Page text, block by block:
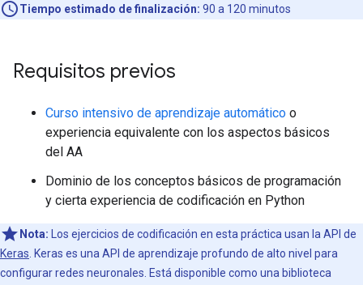
Tiempo estimado de finalización: 90 a 120 minutos
Requisitos previos
Curso intensivo de aprendizaje automático o
experiencia equivalente con los aspectos básicos
del AA
Dominio de los conceptos básicos de programación
y cierta experiencia de codificación en Python
Nota: Los ejercicios de codificación en esta práctica usan la API de
Keras . Keras es una API de aprendizaje profundo de alto nivel para
configurar redes neuronales. Está disponible como una biblioteca